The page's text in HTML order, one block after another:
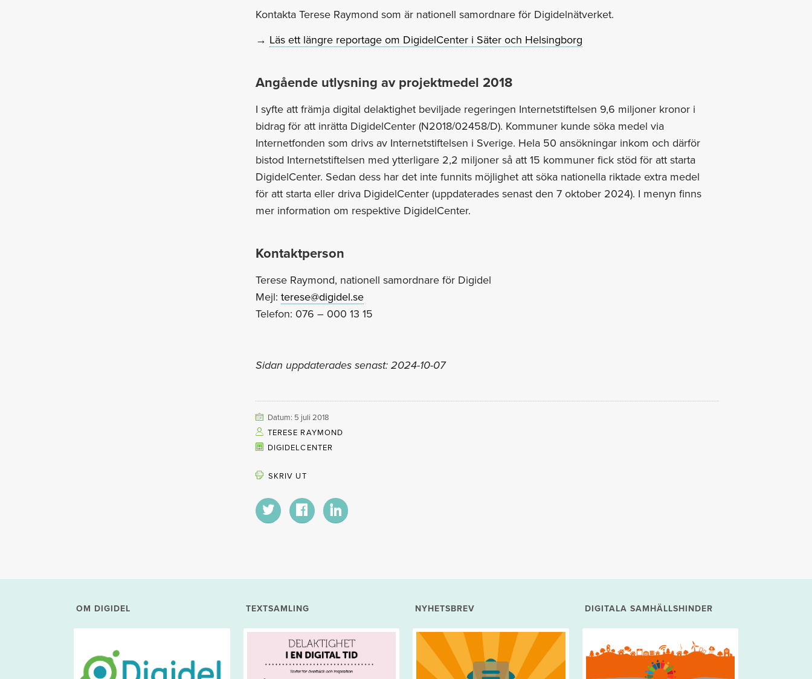
Kontakta Terese Raymond som är nationell samordnare för Digidelnätverket.
→ Läs ett längre reportage om DigidelCenter i Säter och Helsingborg
Angående utlysning av projektmedel 2018
I syfte att främja digital delaktighet beviljade regeringen Internetstiftelsen 9,6 miljoner kronor i
bidrag för att inrätta DigidelCenter (N2018/02458/D). Kommuner kunde söka medel via
Internetfonden som drivs av Internetstiftelsen i Sverige. Hela 50 ansökningar inkom och därför
bistod Internetstiftelsen med ytterligare 2,2 miljoner så att 15 kommuner fick stöd för att starta
DigidelCenter. Sedan dess har det inte funnits möjlighet att söka nationella riktade extra medel
för att starta eller driva DigidelCenter (uppdaterades senast den 7 oktober 2024). I menyn finns
mer information om respektive DigidelCenter.
Kontaktperson
Terese Raymond, nationell samordnare för Digidel
Mejl:terese@digidel.se
Telefon: 076 – 000 13 15
Sidan uppdaterades senast: 2024-10-07
Datum: 5 juli 2018
TERESE RAYMOND
DIGIDELCENTER
SKRIV UT
OM DIGIDEL TEXTSAMLING NYHETSBREV DIGITALA SAMHÄLLSHINDER